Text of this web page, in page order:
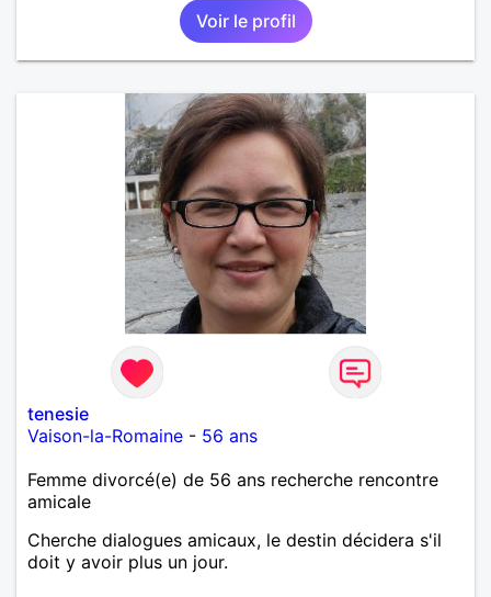
Voir le profil
tenesie
Vaison-la-Romaine - 56 ans
Femme divorcé(e) de 56 ans recherche rencontre
amicale
Cherche dialogues amicaux, le destin décidera s'il
doit y avoir plus un jour.